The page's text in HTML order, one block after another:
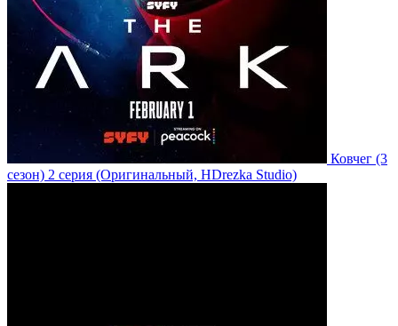
Ковчег (3
сезон) 2 серия (Оригинальный, HDrezka Studio)